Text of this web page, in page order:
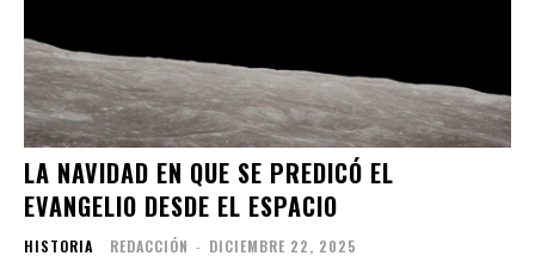
LA NAVIDAD EN QUE SE PREDICÓ EL
EVANGELIO DESDE EL ESPACIO
HISTORIA REDACCIÓN - DICIEMBRE 22, 2025